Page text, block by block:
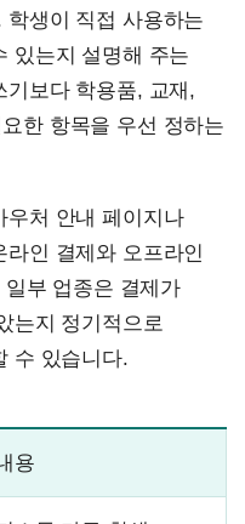
생이 직접 사용하는
있는지 설명해 주는
기보다 학용품, 교재,
한 항목을 우선 정하는
우처 안내 페이지나
인 결제와 오프라인
부 업종은 결제가
는지 정기적으로
수 있습니다.
용